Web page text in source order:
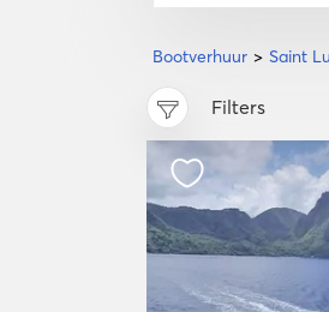
Bootverhuur Saint
Filters